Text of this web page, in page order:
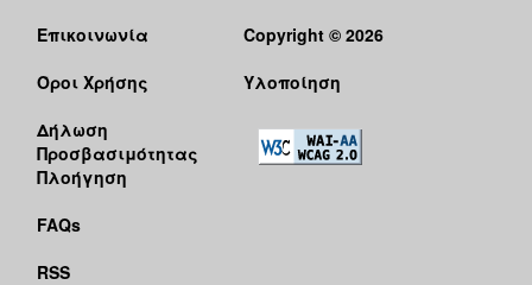
Επικοινωνία
Όροι Χρήσης
Δήλωση
Προσβασιμότητας
Πλοήγηση
FAQs
RSS
Copyright © 2026
Υλοποίηση